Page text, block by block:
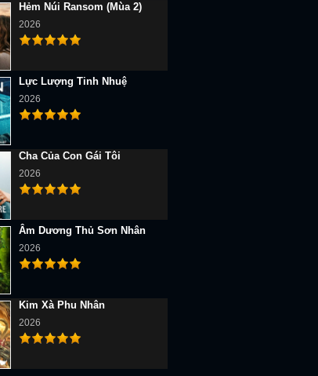
Full HD Vietsub
Hẻm Núi Ransom (Mùa 2)
2026
Lực Lượng Tinh Nhuệ
2026
Cha Của Con Gái Tôi
2026
Âm Dương Thủ Sơn Nhân
2026
Kim Xà Phu Nhân
2026